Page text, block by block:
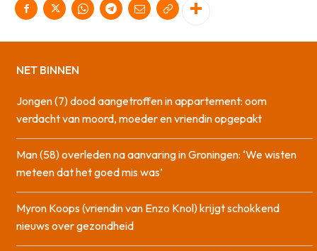
NET BINNEN
Jongen (7) dood aangetroffen in appartement: oom
verdacht van moord, moeder en vriendin opgepakt
Man (58) overleden na aanvaring in Groningen: ‘We wisten
meteen dat het goed mis was’
Myron Koops (vriendin van Enzo Knol) krijgt schokkend
nieuws over gezondheid